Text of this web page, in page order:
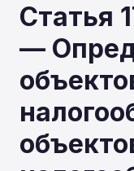
Статья
—